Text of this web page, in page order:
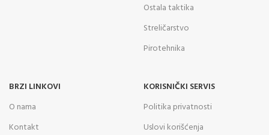
Ostala taktika
Streličarstvo
Pirotehnika
BRZI LINKOVI
O nama
Kontakt
KORISNIČKI SERVIS
Politika privatnosti
Uslovi korišćenja